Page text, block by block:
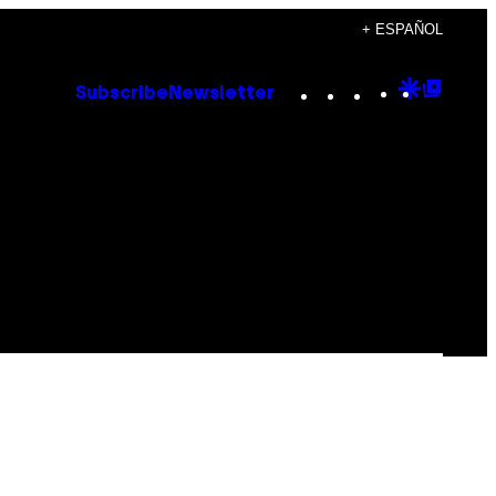
+ ESPAÑOL
Subscribe Newsletter Instagram
TikTok
YouTube
Google